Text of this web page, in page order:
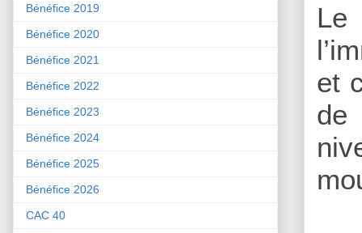
Le
et
de
Bénéfice 2019
Bénéfice 2020
Bénéfice 2021
Bénéfice 2022
Bénéfice 2023
Bénéfice 2024
Bénéfice 2025
Bénéfice 2026
CAC 40